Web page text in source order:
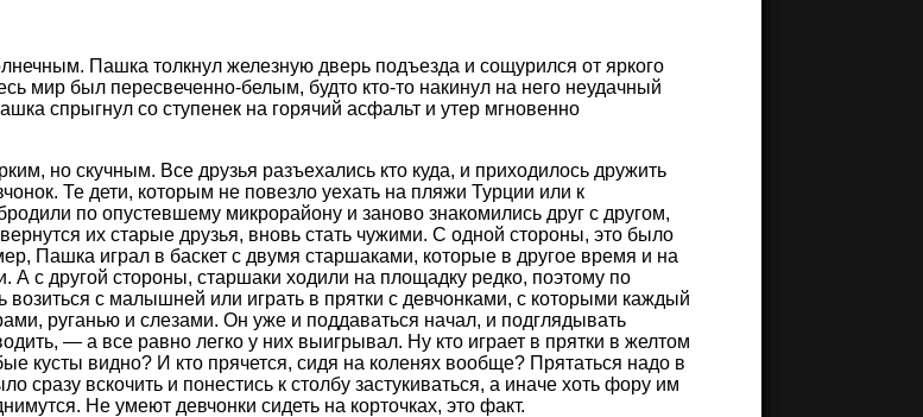
Пашка толкнул железную дверь подъезда и сощурился от яркого
мир был пересвеченно-белым, будто кто-то накинул на него неудачный
спрыгнул со ступенек на горячий асфальт и утер мгновенно
но скучным. Все друзья разъехались кто куда, и приходилось дружить
Те дети, которым не повезло уехать на пляжи Турции или к
по опустевшему микрорайону и заново знакомились друг с другом,
их старые друзья, вновь стать чужими. С одной стороны, это было
Пашка играл в баскет с двумя старшаками, которые в другое время и на
А с другой стороны, старшаки ходили на площадку редко, поэтому по
возиться с малышней или играть в прятки с девчонками, с которыми каждый
руганью и слезами. Он уже и поддаваться начал, и подглядывать
— а все равно легко у них выигрывал. Ну кто играет в прятки в желтом
кусты видно? И кто прячется, сидя на коленях вообще? Прятаться надо в
сразу вскочить и понестись к столбу застукиваться, а иначе хоть фору им
Не умеют девчонки сидеть на корточках, это факт.